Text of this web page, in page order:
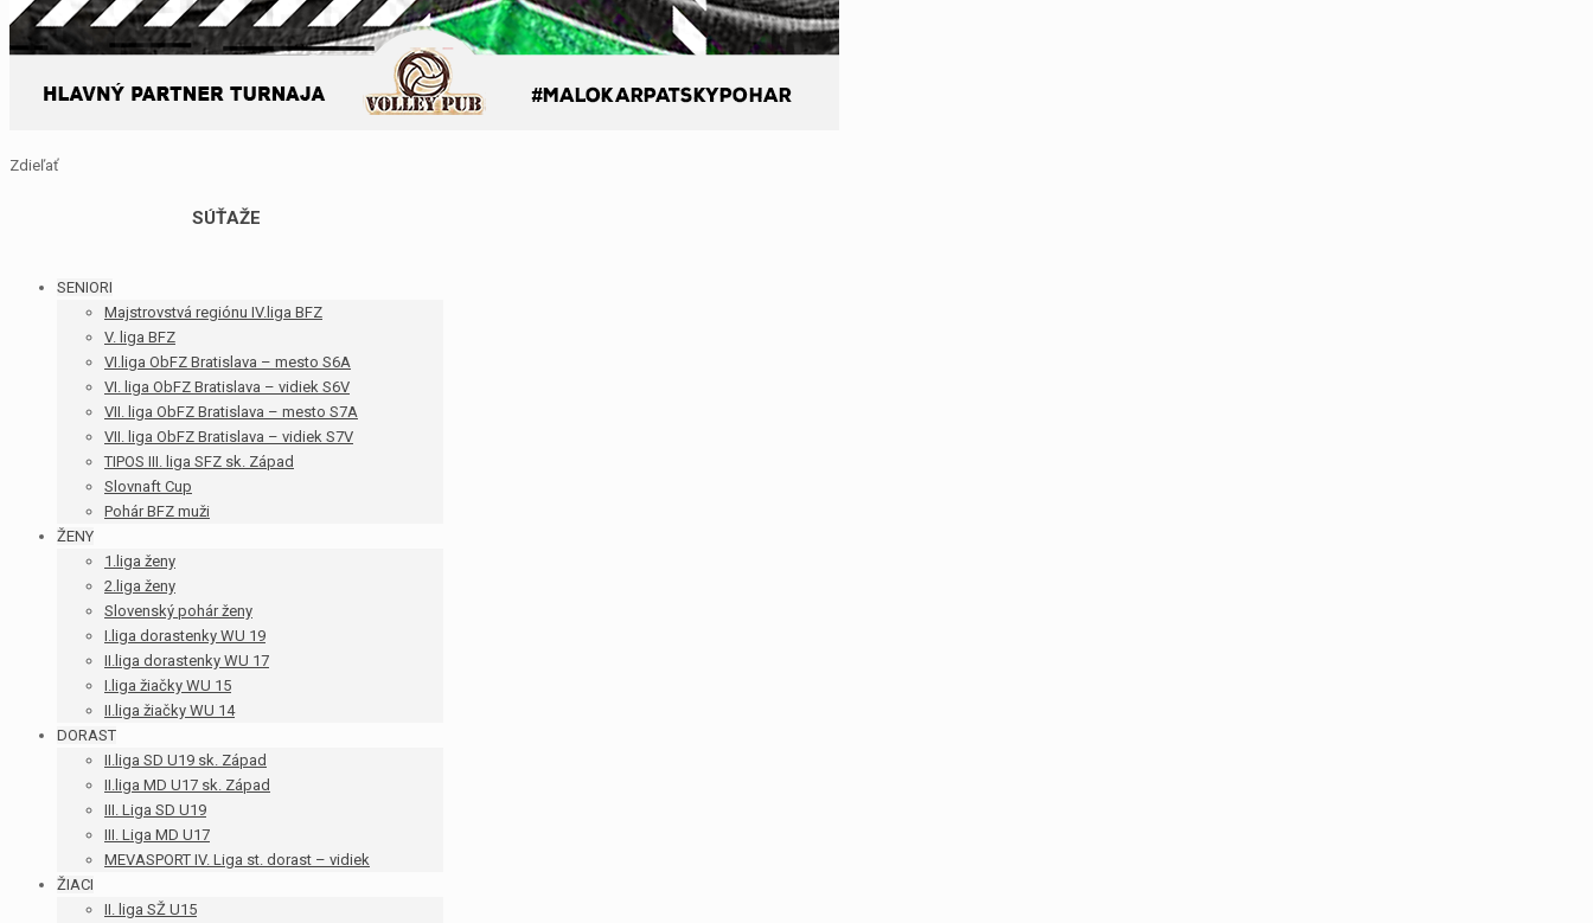
Zdieľať
SÚŤAŽE
SENIORI
Majstrovstvá regiónu IV.liga BFZ
V. liga BFZ
VI.liga ObFZ Bratislava – mesto S6A
VI. liga ObFZ Bratislava – vidiek S6V
VII. liga ObFZ Bratislava – mesto S7A
VII. liga ObFZ Bratislava – vidiek S7V
TIPOS III. liga SFZ sk. Západ
Slovnaft Cup
Pohár BFZ muži
ŽENY
1.liga ženy
2.liga ženy
Slovenský pohár ženy
I.liga dorastenky WU 19
II.liga dorastenky WU 17
I.liga žiačky WU 15
II.liga žiačky WU 14
DORAST
II.liga SD U19 sk. Západ
II.liga MD U17 sk. Západ
III. Liga SD U19
III. Liga MD U17
MEVASPORT IV. Liga st. dorast – vidiek
ŽIACI
II. liga SŽ U15